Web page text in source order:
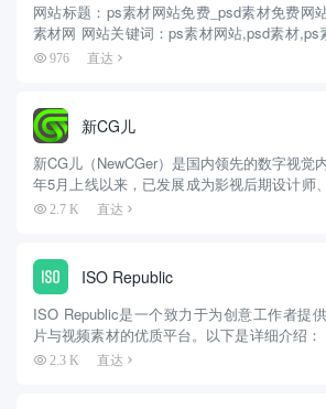
网站标题：ps素材网站免费_psd素材免费网
素材网 网站关键词：ps素材网站,psd素材,ps
材网 网站描述：达海素材网免费分享好用ps
976 直达
新CG儿
新CG儿（NewCGer）是国内领先的数字视觉
年5月上线以来，已发展成为影视后期设计师
业者的核心资源库。 一、平台定位与核心价
2.7 K 直达
ISO Republic
ISO Republic是一个致力于为创意工作者提
片与视频素材的优质平台。以下是详细介绍：
Tom Eversley创立，所有素材遵循CC0协议
2.3 K 直达